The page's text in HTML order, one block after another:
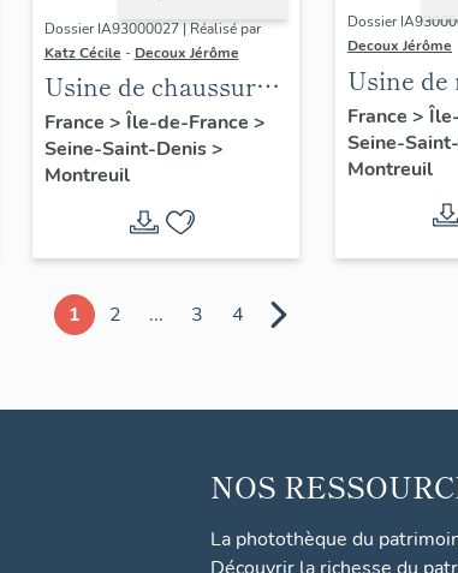
Dossier IA93000027 | Réalisé par
Katz Cécile - Decoux Jérôme
Usine de chaussures
Debard,
actuellement
logement
France > Île-de-France >
Seine-Saint-Denis>
Montreuil
Dossier
Decoux Jérôme
Usine
Roultex
après
France >
Seine-
Montreuil
1 2 ... 3 4
NOS
La photothèque du